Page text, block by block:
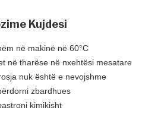
Kujdesi
në makinë në 60°C
në tharëse në nxehtësi mesatare
nuk është e nevojshme
zbardhues
kimikisht